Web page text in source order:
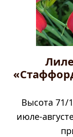
Высота 71/
июле-